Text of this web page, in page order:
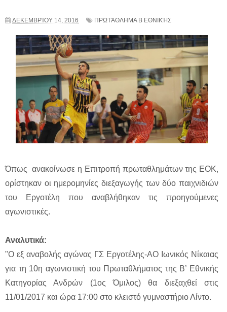
ΔΕΚΕΜΒΡΊΟΥ 14, 2016 ΠΡΩΤΆΘΛΗΜΑ Β ΕΘΝΙΚΉΣ
Όπως ανακοίνωσε η Επιτροπή πρωταθλημάτων της ΕΟΚ,
ορίστηκαν οι ημερομηνίες διεξαγωγής των δύο παιχνιδιών
του Εργοτέλη που αναβλήθηκαν τις προηγούμενες
αγωνιστικές.
Αναλυτικά:
"Ο εξ αναβολής αγώνας ΓΣ Εργοτέλης-ΑΟ Ιωνικός Νίκαιας
για τη 10η αγωνιστική του Πρωταθλήματος της Β’ Εθνικής
Κατηγορίας Ανδρών (1ος Όμιλος) θα διεξαχθεί στις
11/01/2017 και ώρα 17:00 στο κλειστό γυμναστήριο Λίντο.